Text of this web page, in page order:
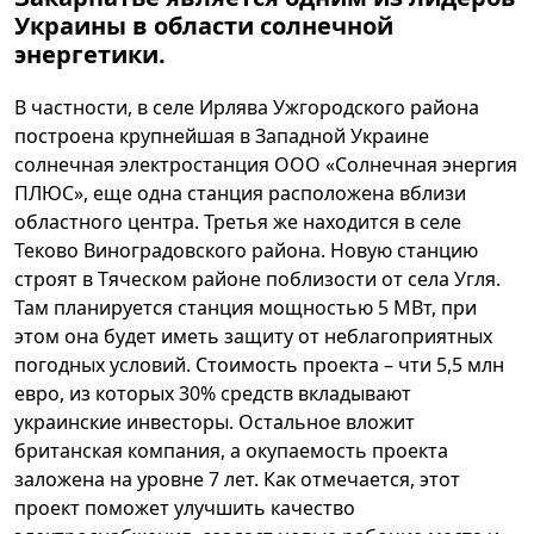
Украины в области солнечной
энергетики.
В частности, в селе Ирлява Ужгородского района
построена крупнейшая в Западной Украине
солнечная электростанция ООО «Солнечная энергия
ПЛЮС», еще одна станция расположена вблизи
областного центра. Третья же находится в селе
Теково Виноградовского района. Новую станцию
строят в Тяческом районе поблизости от села Угля.
Там планируется станция мощностью 5 МВт, при
этом она будет иметь защиту от неблагоприятных
погодных условий. Стоимость проекта – чти 5,5 млн
евро, из которых 30% средств вкладывают
украинские инвесторы. Остальное вложит
британская компания, а окупаемость проекта
заложена на уровне 7 лет. Как отмечается, этот
проект поможет улучшить качество